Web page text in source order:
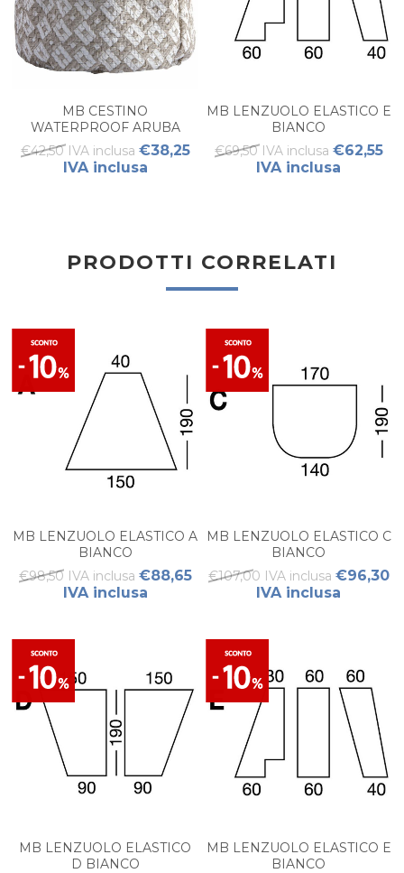
MB CESTINO
WATERPROOF ARUBA
SAND M
€42,50 IVA inclusa €38,25
IVA inclusa
MB LENZUOLO ELASTICO E
BIANCO
€69,50 IVA inclusa €62,55
IVA inclusa
PRODOTTI CORRELATI
MB LENZUOLO ELASTICO A
BIANCO
€98,50 IVA inclusa €88,65
IVA inclusa
MB LENZUOLO ELASTICO C
BIANCO
€107,00 IVA inclusa €96,30
IVA inclusa
MB LENZUOLO ELASTICO
D BIANCO
MB LENZUOLO ELASTICO E
BIANCO